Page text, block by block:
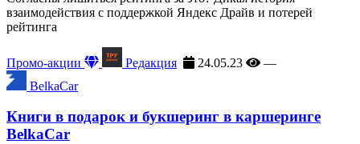
взаимодействия с поддержкой Яндекс Драйв и потерей
рейтинга
Промо-акции Редакция 24.05.23
—
BelkaCar
Книги в подарок и букшеринг в каршеринге
BelkaCar